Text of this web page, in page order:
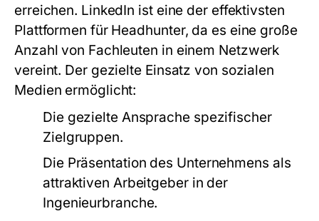
erreichen. LinkedIn ist eine der effektivsten
Plattformen für Headhunter, da es eine große
Anzahl von Fachleuten in einem Netzwerk
vereint. Der gezielte Einsatz von sozialen
Medien ermöglicht:
Die gezielte Ansprache spezifischer
Zielgruppen.
Die Präsentation des Unternehmens als
attraktiven Arbeitgeber in der
Ingenieurbranche.